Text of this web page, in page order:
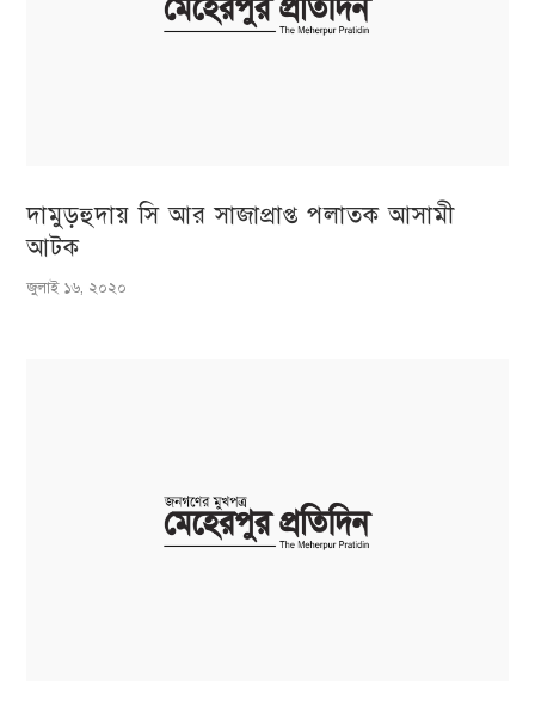
দামুড়হুদায় সি আর সাজাপ্রাপ্ত পলাতক আসামী
আটক
জুলাই ১৬, ২০২০